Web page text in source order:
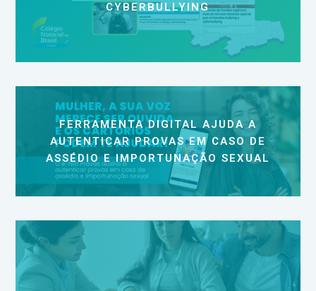
CYBERBULLYING
FERRAMENTA DIGITAL AJUDA A
AUTENTICAR PROVAS EM CASO DE
ASSÉDIO E IMPORTUNAÇÃO SEXUAL